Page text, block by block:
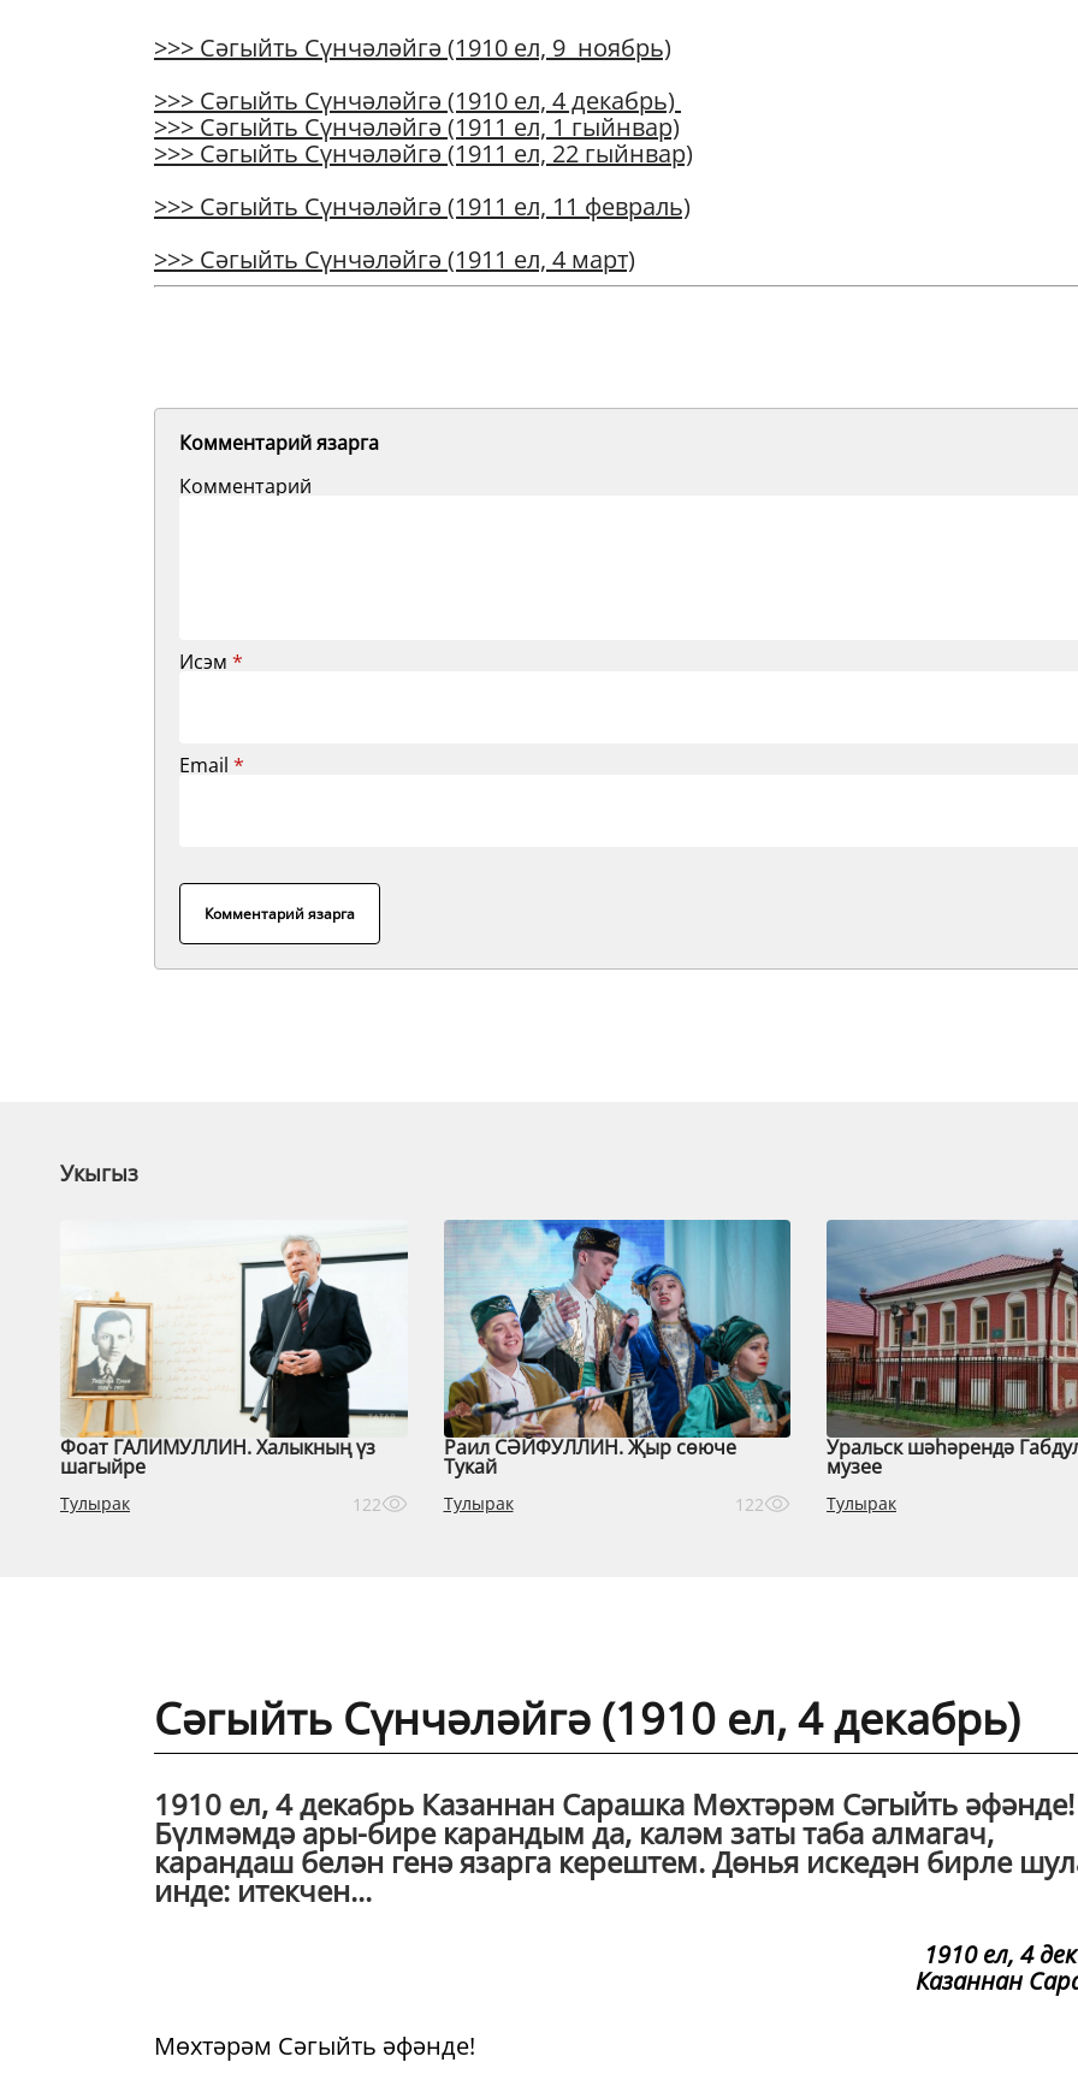
>>> Сәгыйть Сүнчәләйгә (1910 ел, 9 ноябрь)
>>> Сәгыйть Сүнчәләйгә (1910 ел, 4 декабрь)
>>> Сәгыйть Сүнчәләйгә (1911 ел, 1 гыйнвар)
>>> Сәгыйть Сүнчәләйгә (1911 ел, 22 гыйнвар)
>>> Сәгыйть Сүнчәләйгә (1911 ел, 11 февраль)
>>> Сәгыйть Сүнчәләйгә (1911 ел, 4 март)
Комментарий язарга
Комментарий
Исэм *
Email *
Комментарий язарга
Укыгыз
Фоат ГАЛИМУЛЛИН. Халыкның үз
шагыйре
Тулырак 122
Раил СӘЙФУЛЛИН. Җыр сөюче
Тукай
Тулырак 122
Уральск шәһәрендә
музее
Тулырак
Сәгыйть Сүнчәләйгә (1910 ел, 4 декабрь)
1910 ел, 4 декабрь Казаннан Сарашка Мөхтәрәм Сәгыйть әфәнде!
Бүлмәмдә ары-бире карандым да, каләм заты таба алмагач,
карандаш белән генә язарга керештем. Дөнья искедән бирле
инде: итекчен...
1910 ел, 4
Казаннан
Мөхтәрәм Сәгыйть әфәнде!